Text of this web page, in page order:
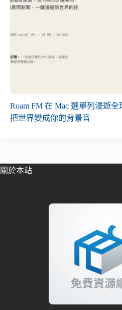
Roam FM 在 Mac 選單列漫遊全
把世界變成你的背景音
關於本站